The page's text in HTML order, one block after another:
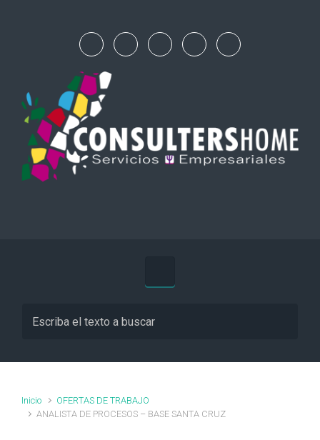
Inicio
OFERTAS DE TRABAJO
ANALISTA DE PROCESOS – BASE SANTA CRUZ